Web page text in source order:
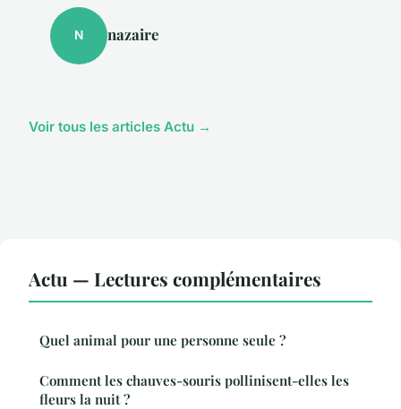
N nazaire
Voir tous les articles Actu →
Actu — Lectures complémentaires
Quel animal pour une personne seule ?
Comment les chauves-souris pollinisent-elles les
fleurs la nuit ?